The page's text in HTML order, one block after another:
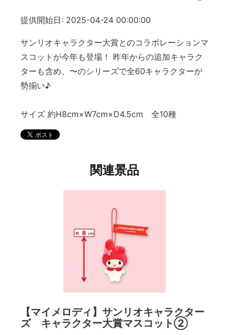
提供開始日: 2025-04-24 00:00:00
サンリオキャラクター大賞とのコラボレーションマ
スコットが今年も登場！ 昨年からの追加キャラク
ターも含め、〜のシリーズで全60キャラクターが
勢揃い♪
サイズ 約H8cm×W7cm×D4.5cm 全10種
関連景品
【マイメロディ】サンリオキャラクター
ズ キャラクター大賞マスコット②